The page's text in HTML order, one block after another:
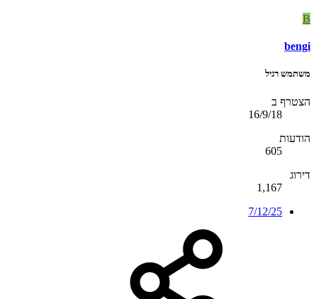
B
bengi
משתמש רגיל
הצטרף ב
16/9/18
הודעות
605
דירוג
1,167
7/12/25